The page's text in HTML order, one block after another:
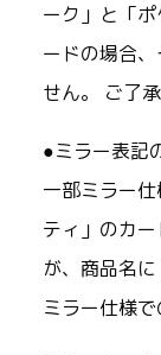
ーク」と「
ードの場合
せん。 ご了
●ミラー表記
一部ミラー
ティ」のカ
が、商品名
ミラー仕様で